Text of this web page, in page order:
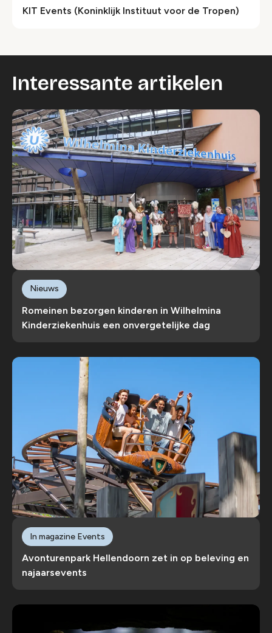
KIT Events (Koninklijk Instituut voor de Tropen)
Interessante artikelen
Romeinen bezorgen kinderen in Wilhelmina
Kinderziekenhuis een onvergetelijke dag
Nieuws
Avonturenpark Hellendoorn zet in op beleving en
najaarsevents
In magazine Events